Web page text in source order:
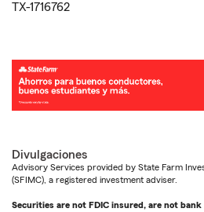
TX-1716762
Divulgaciones
Advisory Services provided by State Farm
(SFIMC), a registered investment adviser.
Securities are not FDIC insured, are not